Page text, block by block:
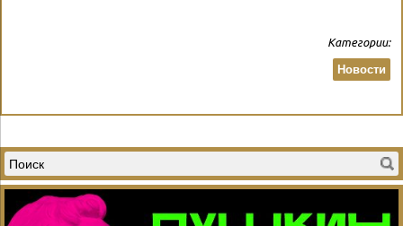
Категории:
Новости